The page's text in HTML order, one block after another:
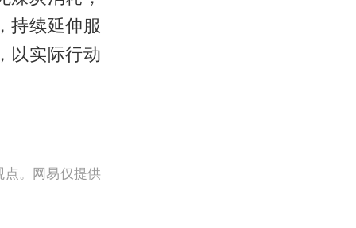
持续延伸服
以实际行动
点。网易仅提供